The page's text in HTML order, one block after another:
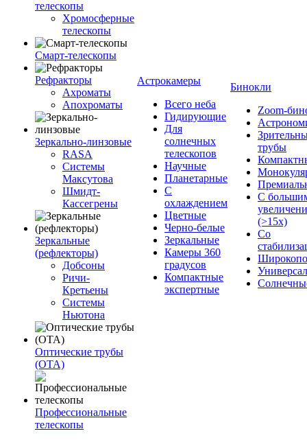
телескопы
Хромосферные
телескопы
Смарт-телескопы
Рефракторы
Ахроматы
Апохроматы
Зеркально-линзовые
RASA
Системы
Максутова
Шмидт-
Кассегрены
Зеркальные
(рефлекторы)
Добсоны
Ричи-
Кретьены
Системы
Ньютона
Оптические трубы
(OTA)
Профессиональные
телескопы
Астрокамеры
Всего неба
Гидирующие
Для
солнечных
телескопов
Научные
Планетарные
С
охлаждением
Цветные
Черно-белые
Зеркальные
Камеры 360
градусов
Компактные
экспертные
Бинокли
Zoom-
трубы
С
(>15x)
Со